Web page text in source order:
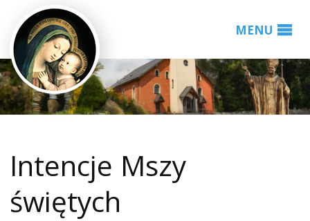
Intencje Mszy
świętych